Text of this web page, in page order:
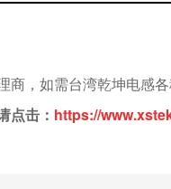
商，如需台湾乾坤电感
点击： https://